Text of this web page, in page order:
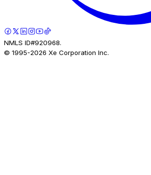
NMLS ID#920968.
© 1995-2026 Xe Corporation Inc.